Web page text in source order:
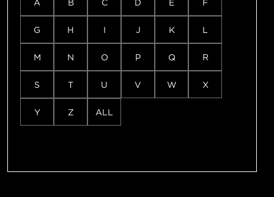
A B C D E F
G H I J K L
M N O P Q R
S T U V W X
Y Z ALL